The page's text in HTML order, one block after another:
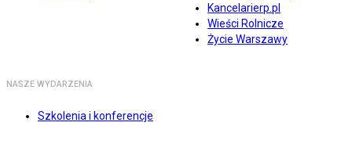
Kancelarierp.pl
Wieści Rolnicze
Życie Warszawy
NASZE WYDARZENIA
Szkolenia i konferencje